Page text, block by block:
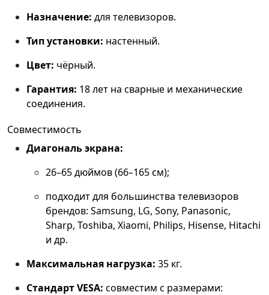
Назначение: для телевизоров.
Тип установки: настенный.
Цвет: чёрный.
Гарантия: 18 лет на сварные и механические
соединения.
Совместимость
Диагональ экрана:
26–65 дюймов (66–165 см);
подходит для большинства телевизоров
брендов: Samsung, LG, Sony, Panasonic,
Sharp, Toshiba, Xiaomi, Philips, Hisense, Hitachi
и др.
Максимальная нагрузка: 35 кг.
Стандарт VESA: совместим с размерами: